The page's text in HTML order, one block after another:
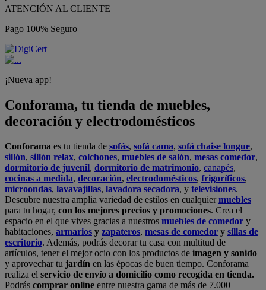
ATENCIÓN AL CLIENTE
Pago 100% Seguro
¡Nueva app!
Conforama, tu tienda de muebles,
decoración y electrodomésticos
Conforama es tu tienda de sofás, sofá cama, sofá chaise longue,
sillón, sillón relax, colchones, muebles de salón, mesas comedor,
dormitorio de juvenil, dormitorio de matrimonio, canapés,
cocinas a medida, decoración, electrodomésticos, frigoríficos,
microondas, lavavajillas, lavadora secadora, y televisiones.
Descubre nuestra amplia variedad de estilos en cualquiermuebles
para tu hogar, con los mejores precios y promociones. Crea el
espacio en el que vives gracias a nuestros muebles de comedor y
habitaciones, armarios y zapateros, mesas de comedor y sillas de
escritorio. Además, podrás decorar tu casa con multitud de
artículos, tener el mejor ocio con los productos de imagen y sonido
y aprovechar tu jardín en las épocas de buen tiempo. Conforama
realiza el servicio de envío a domicilio como recogida en tienda.
Podrás comprar online entre nuestra gama de más de 7.000